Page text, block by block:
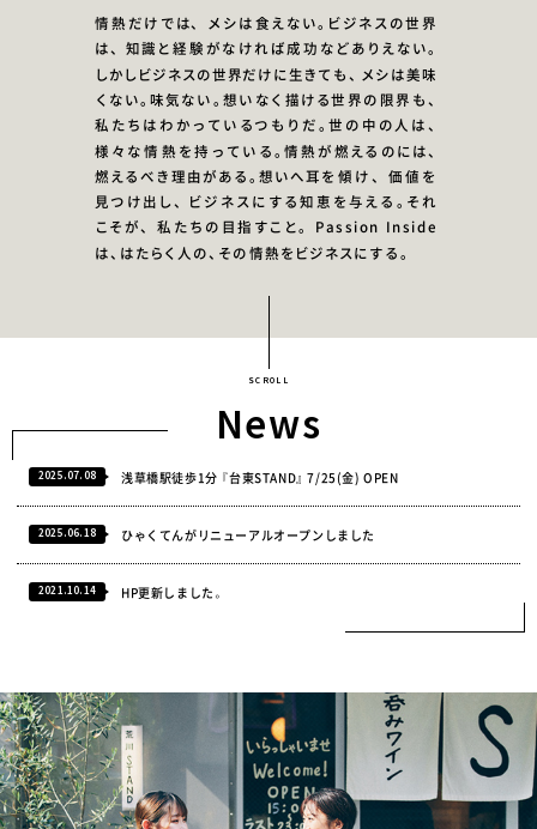
About
情熱だけ では、 メ シは食えない。ビジ ネスの世界
は、 知識 と 経験がな けれ ば成功 などあ りえ な い。
しかしビジネスの世界だけに生 きて も、 メシは美味
く ない。味気ない。想い なく 描ける世界の 限界 も、
私 たち はわか っ て い るつ も りだ。世 の 中 の人 は、
様 々 な 情 熱を持 っ て い る。情熱が燃える の に は、
燃えるべ き理由がある。想いへ耳を 傾 け、 価値 を
見つ け出 し、 ビジ ネスに する知恵 を与える 。それ
こそ が、 私 たち の 目指 すこ と。 Passion Inside
は、はたらく 人の、その情熱を ビジネスにする。
News
2025.07.08 浅草橋駅徒歩1分 『台東STAND』 7/25(金) OPEN
2025.06.18 ひゃくてんがリニューアルオープンしました
2021.10.14 HP更新しました。